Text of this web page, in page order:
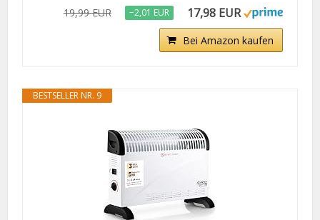
19,99 EUR −2,01 EUR 17,98 EUR
Bei Amazon kaufen
BESTSELLER NR. 9